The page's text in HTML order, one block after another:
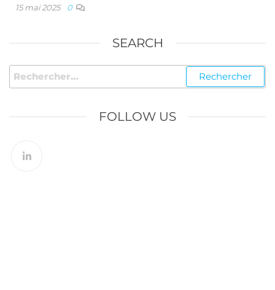
15 mai 2025 0
SEARCH
FOLLOW US